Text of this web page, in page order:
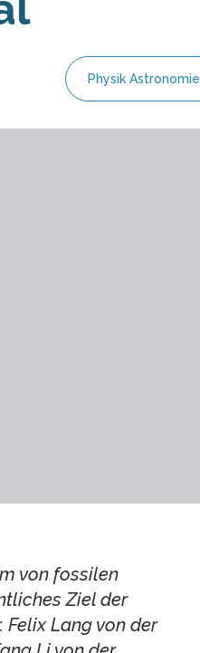
Physik Astronomie
von fossilen
Ziel der
Felix Lang von der